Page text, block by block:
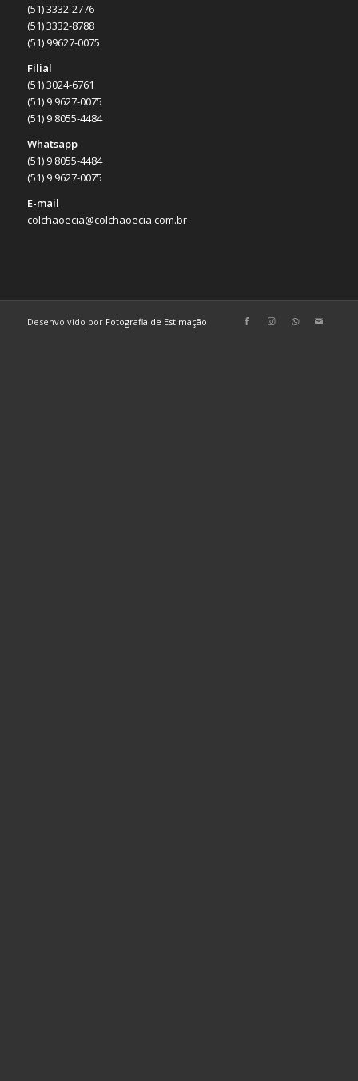
(51) 3332-2776
(51) 3332-8788
(51) 99627-0075
Filial
(51) 3024-6761
(51) 9 9627-0075
(51) 9 8055-4484
Whatsapp
(51) 9 8055-4484
(51) 9 9627-0075
E-mail
colchaoecia@colchaoecia.com.br
Desenvolvido por Fotografia de Estimação